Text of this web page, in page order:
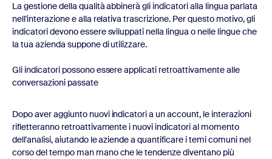
La gestione della qualità abbinerà gli indicatori alla lingua parlata
nell'interazione e alla relativa trascrizione. Per questo motivo, gli
indicatori devono essere sviluppati nella lingua o nelle lingue che
la tua azienda suppone di utilizzare.
Gli indicatori possono essere applicati retroattivamente alle
conversazioni passate
Dopo aver aggiunto nuovi indicatori a un account, le interazioni
rifletteranno retroattivamente i nuovi indicatori al momento
dell'analisi, aiutando le aziende a quantificare i temi comuni nel
corso del tempo man mano che le tendenze diventano più